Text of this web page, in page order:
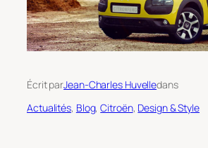
Écrit parJean-Charles Huvelledans
Actualités, Blog, Citroën, Design & Style